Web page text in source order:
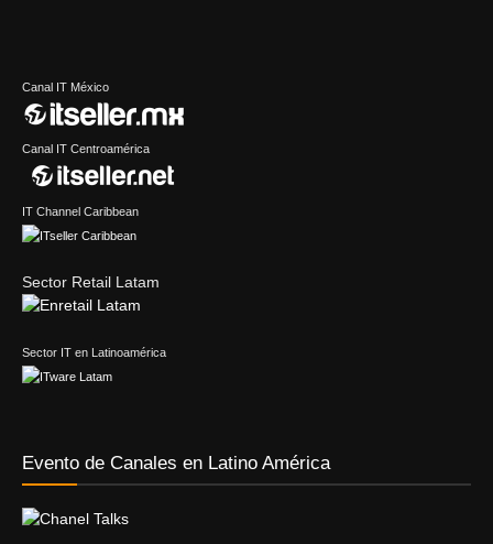
Canal IT México
Canal IT Centroamérica
IT Channel Caribbean
Sector Retail Latam
Sector IT en Latinoamérica
Evento de Canales en Latino América